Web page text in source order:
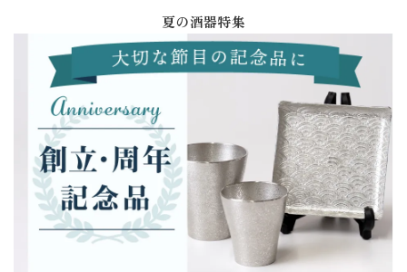
夏の酒器特集